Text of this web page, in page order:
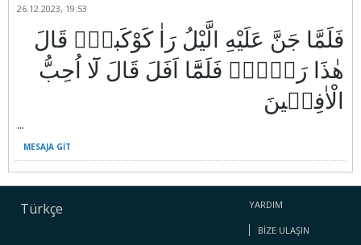
26.12.2023, 19:53
فَلَمَّا جَنَّ عَلَيْهِ الَّيْلُ رَاٰ كَوْكَباًۚ قَالَ
هٰذَا رَبّ۪يۚ فَلَمَّٓا اَفَلَ قَالَ لَٓا اُحِبُّ
...
MESAJA GIT
Türkçe YARDIM
BIZE ULAŞIN